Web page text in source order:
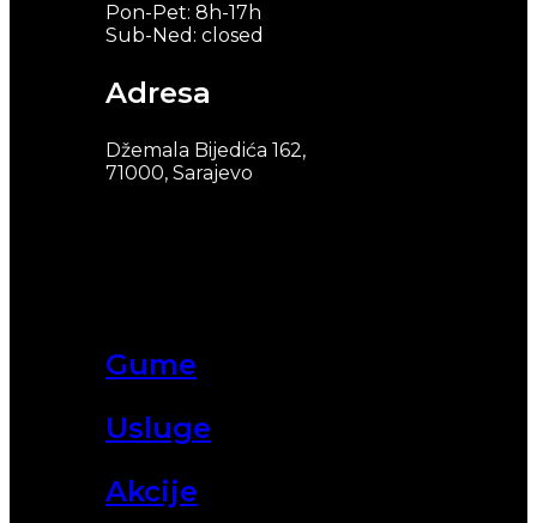
Gume
Usluge
Akcije
Pon-Pet: 8h-17h
Sub-Ned: closed
Adresa
Džemala Bijedića 162,
71000, Sarajevo